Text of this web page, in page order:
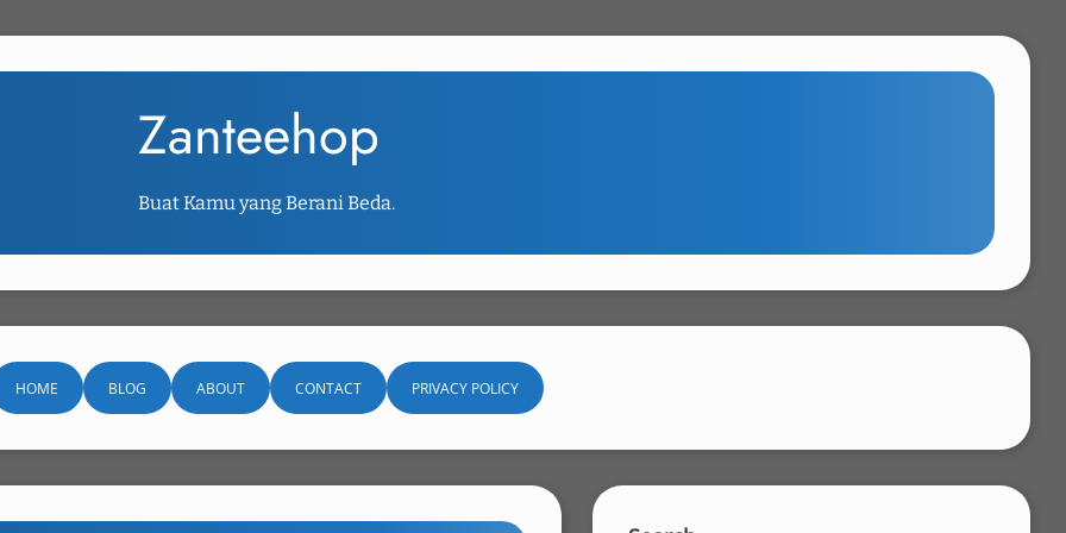
Zanteehop
Buat Kamu yang Berani Beda.
HOME BLOG ABOUT CONTACT PRIVACY POLICY